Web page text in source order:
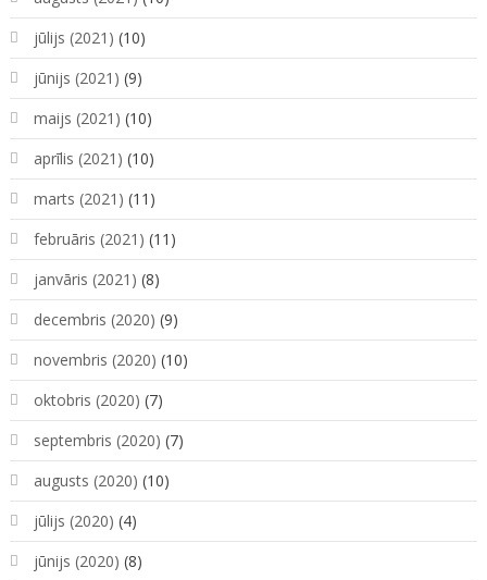
jūlijs (2021) (10)
jūnijs (2021) (9)
maijs (2021) (10)
aprīlis (2021) (10)
marts (2021) (11)
februāris (2021) (11)
janvāris (2021) (8)
decembris (2020) (9)
novembris (2020) (10)
oktobris (2020) (7)
septembris (2020) (7)
augusts (2020) (10)
jūlijs (2020) (4)
jūnijs (2020) (8)